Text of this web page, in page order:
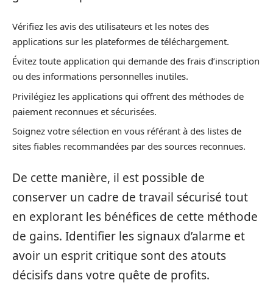
Vérifiez les avis des utilisateurs et les notes des
applications sur les plateformes de téléchargement.
Évitez toute application qui demande des frais d’inscription
ou des informations personnelles inutiles.
Privilégiez les applications qui offrent des méthodes de
paiement reconnues et sécurisées.
Soignez votre sélection en vous référant à des listes de
sites fiables recommandées par des sources reconnues.
De cette manière, il est possible de
conserver un cadre de travail sécurisé tout
en explorant les bénéfices de cette méthode
de gains. Identifier les signaux d’alarme et
avoir un esprit critique sont des atouts
décisifs dans votre quête de profits.